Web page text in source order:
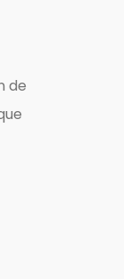
de